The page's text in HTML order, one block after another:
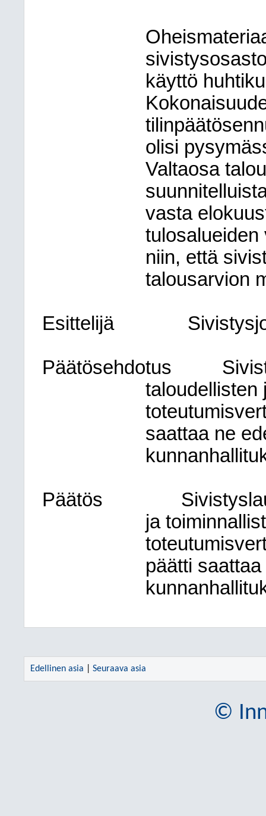
käyttö
olisi
Valtaosa
vasta
tulosalueiden
niin, että
talousarvion
Esittelijä
Päätösehdotus
taloudellisten
saattaa ne
Päätös
ja
päätti
Edellinen asia Seuraava asia
©